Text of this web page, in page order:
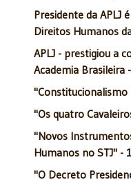
Presidente da APLJ
Direitos Humanos
APLJ - prestigiou a
Academia
"Os quatro
"Novos
Humanos no STJ"
"O Decreto